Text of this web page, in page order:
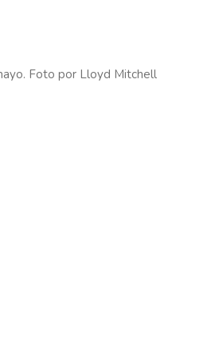
Foto por Lloyd Mitchell